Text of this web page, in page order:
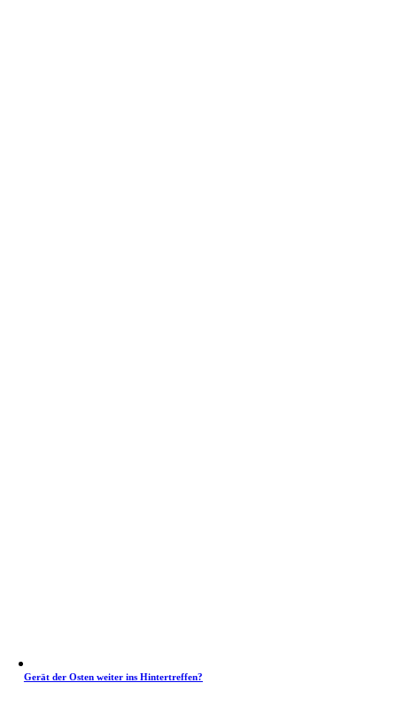
Gerät der Osten weiter ins Hintertreffen?